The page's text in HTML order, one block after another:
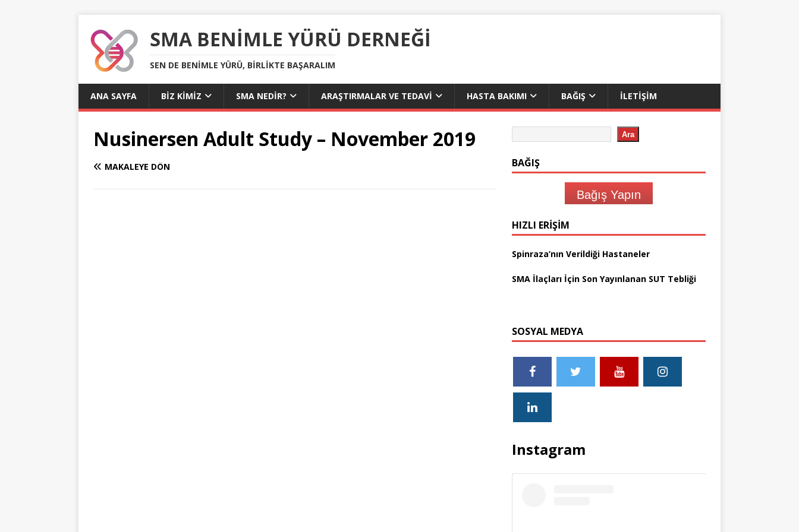
SMA BENIMLE YÜRÜ DERNEĞI
SEN DE BENIMLE YÜRÜ, BIRLIKTE BAŞARALIM
ANA SAYFA BIZ KIMIZ SMA NEDIR? ARAŞTIRMALAR VE TEDAVI HASTA BAKIMI BAĞIŞ İLETIŞIM
Nusinersen Adult Study – November 2019
MAKALEYE DÖN
Ara
BAĞIŞ
Bağış Yapın
HIZLI ERIŞIM
Spinraza’nın Verildiği Hastaneler
SMA İlaçları İçin Son Yayınlanan SUT Tebliği
SOSYAL MEDYA
Instagram